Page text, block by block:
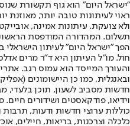
"ישראל היום" הוא גוף תקשורת
ראוי לעיתונות טובה יותר, מאוזנת
ולא צועקת. עיתונות אמינה,
הפך "ישראל היום" לעיתון
חול. מו"ל העיתון היא ד"ר מרים
והעורך המייסד הוא עמוס רגב.
חדשות מסביב לשעון, תוכן בלעדי,
וידיאו, פודקאסטים ושידורים
כוללות ערוצי חדשות ודעות, תרבות